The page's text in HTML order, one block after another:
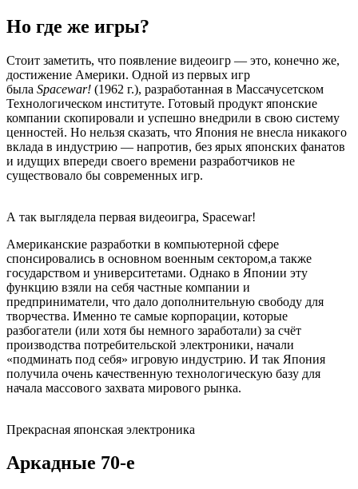
Но где же игры?
Стоит заметить, что появление видеоигр — это, конечно же,
достижение Америки. Одной из первых игр
была Spacewar! (1962 г.), разработанная в Массачусетском
Технологическом институте. Готовый продукт японские
компании скопировали и успешно внедрили в свою систему
ценностей. Но нельзя сказать, что Япония не внесла никакого
вклада в индустрию — напротив, без ярых японских фанатов
и идущих впереди своего времени разработчиков не
существовало бы современных игр.
А так выглядела первая видеоигра, Spacewar!
Американские разработки в компьютерной сфере
спонсировались в основном военным сектором,а также
государством и университетами. Однако в Японии эту
функцию взяли на себя частные компании и
предприниматели, что дало дополнительную свободу для
творчества. Именно те самые корпорации, которые
разбогатели (или хотя бы немного заработали) за счёт
производства потребительской электроники, начали
«подминать под себя» игровую индустрию. И так Япония
получила очень качественную технологическую базу для
начала массового захвата мирового рынка.
Прекрасная японская электроника
Аркадные 70-е